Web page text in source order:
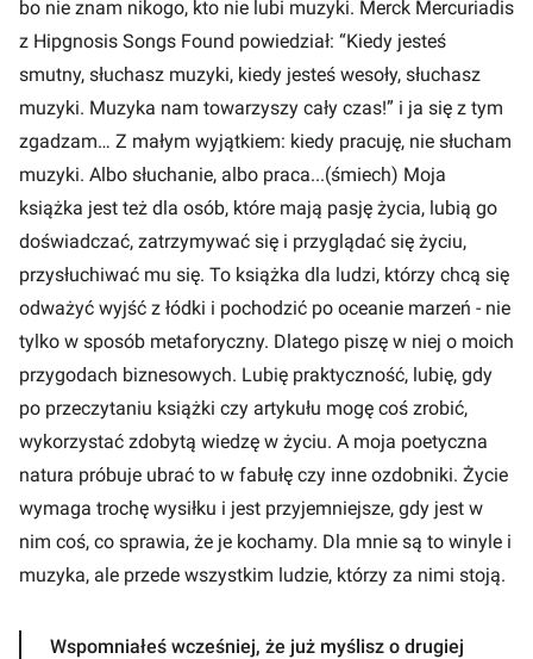
bo nie znam nikogo, kto nie lubi muzyki. Merck Mercuriadis
z Hipgnosis Songs Found powiedział: “Kiedy jesteś
smutny, słuchasz muzyki, kiedy jesteś wesoły, słuchasz
muzyki. Muzyka nam towarzyszy cały czas!” i ja się z tym
zgadzam… Z małym wyjątkiem: kiedy pracuję, nie słucham
muzyki. Albo słuchanie, albo praca...(śmiech) Moja
książka jest też dla osób, które mają pasję życia, lubią go
doświadczać, zatrzymywać się i przyglądać się życiu,
przysłuchiwać mu się. To książka dla ludzi, którzy chcą się
odważyć wyjść z łódki i pochodzić po oceanie marzeń - nie
tylko w sposób metaforyczny. Dlatego piszę w niej o moich
przygodach biznesowych. Lubię praktyczność, lubię, gdy
po przeczytaniu książki czy artykułu mogę coś zrobić,
wykorzystać zdobytą wiedzę w życiu. A moja poetyczna
natura próbuje ubrać to w fabułę czy inne ozdobniki. Życie
wymaga trochę wysiłku i jest przyjemniejsze, gdy jest w
nim coś, co sprawia, że je kochamy. Dla mnie są to winyle i
muzyka, ale przede wszystkim ludzie, którzy za nimi stoją.
Wspomniałeś wcześniej, że już myślisz o drugiej